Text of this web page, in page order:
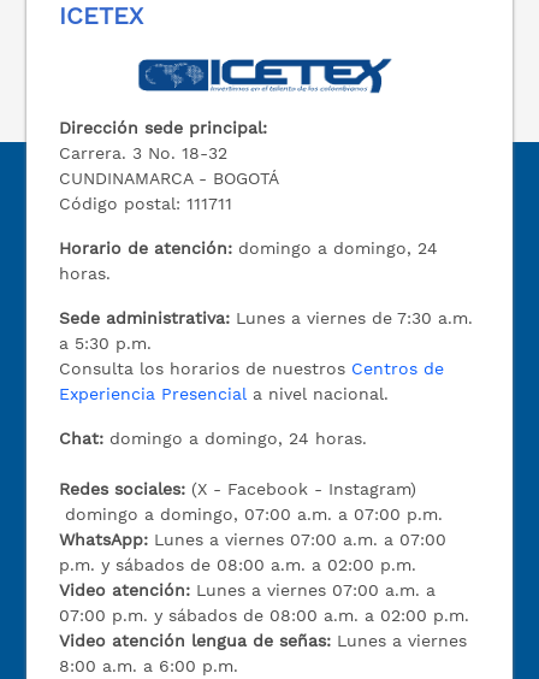
ICETEX
Dirección sede principal:
Carrera. 3 No. 18-32
CUNDINAMARCA - BOGOTÁ
Código postal: 111711
Horario de atención: domingo a domingo, 24
horas.
Sede administrativa: Lunes a viernes de 7:30 a.m.
a 5:30 p.m.
Consulta los horarios de nuestros Centros de
Experiencia Presencial a nivel nacional.
Chat: domingo a domingo, 24 horas.
Redes sociales: (X - Facebook - Instagram)
domingo a domingo, 07:00 a.m. a 07:00 p.m.
WhatsApp: Lunes a viernes 07:00 a.m. a 07:00
p.m. y sábados de 08:00 a.m. a 02:00 p.m.
Video atención: Lunes a viernes 07:00 a.m. a
07:00 p.m. y sábados de 08:00 a.m. a 02:00 p.m.
Video atención lengua de señas: Lunes a viernes
8:00 a.m. a 6:00 p.m.